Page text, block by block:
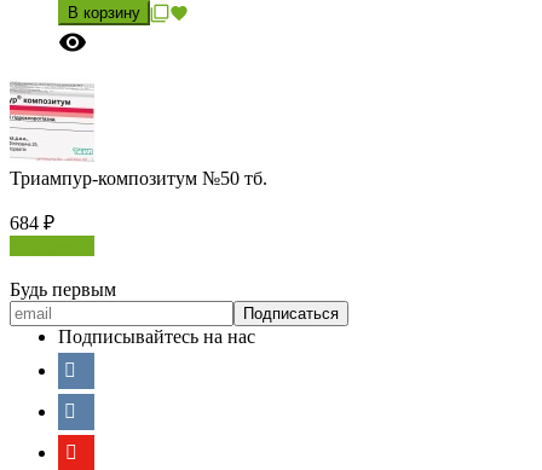
В корзину
Триампур-композитум №50 тб.
684 ₽
Будь первым
Подписывайтесь на нас